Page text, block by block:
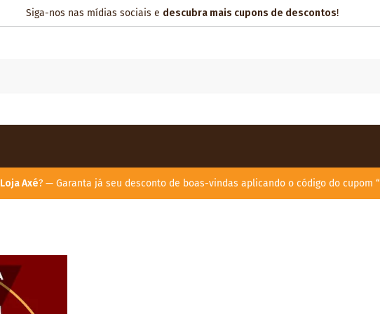
Siga-nos nas mídias sociais e descubra mais cupons de descontos!
Loja Axé? — Garanta já seu desconto de boas-vindas aplicando o código do cupom “